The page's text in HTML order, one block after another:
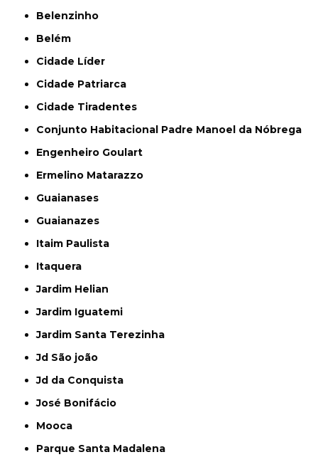
Belenzinho
Belém
Cidade Líder
Cidade Patriarca
Cidade Tiradentes
Conjunto Habitacional Padre Manoel da Nóbrega
Engenheiro Goulart
Ermelino Matarazzo
Guaianases
Guaianazes
Itaim Paulista
Itaquera
Jardim Helian
Jardim Iguatemi
Jardim Santa Terezinha
Jd São joão
Jd da Conquista
José Bonifácio
Mooca
Parque Santa Madalena